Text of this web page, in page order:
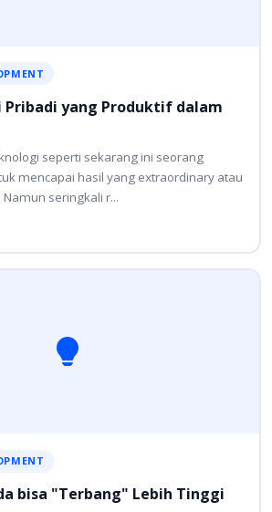
Pribadi yang Produktif dalam
seperti sekarang ini seorang
mencapai hasil yang extraordinary atau
seringkali r...
bisa "Terbang" Lebih Tinggi